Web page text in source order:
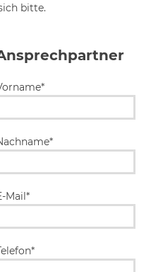
bitte.
Mail*